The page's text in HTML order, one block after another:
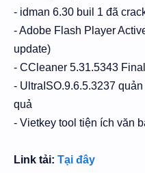
- idman 6.30 buil 1 đã
- Adobe Flash Player
update)
- CCleaner 5.31.5343
- UltraISO.9.6.5.3237
quả
- Vietkey tool tiện ích văn
Link tải: Tại đây